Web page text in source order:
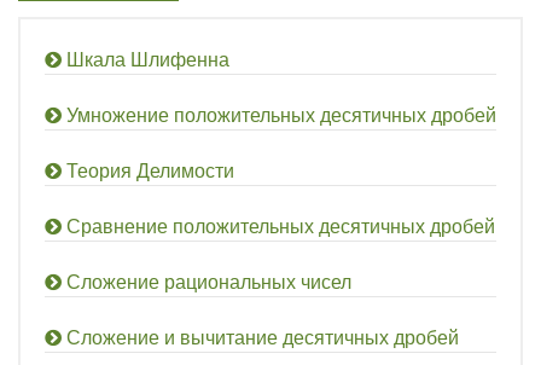
Шкала Шлифенна
Умножение положительных десятичных дробей
Теория Делимости
Сравнение положительных десятичных дробей
Сложение рациональных чисел
Сложение и вычитание десятичных дробей